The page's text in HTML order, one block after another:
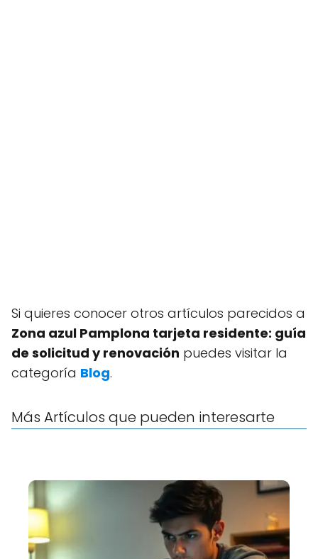
Si quieres conocer otros artículos parecidos a
Zona azul Pamplona tarjeta residente: guía
de solicitud y renovación puedes visitar la
categoría Blog.
Más Artículos que pueden interesarte